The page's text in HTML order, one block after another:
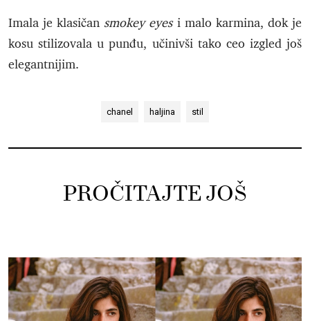
Imala je klasičan smokey eyes i malo karmina, dok je
kosu stilizovala u punđu, učinivši tako ceo izgled još
elegantnijim.
chanel haljina stil
PROČITAJTE JOŠ